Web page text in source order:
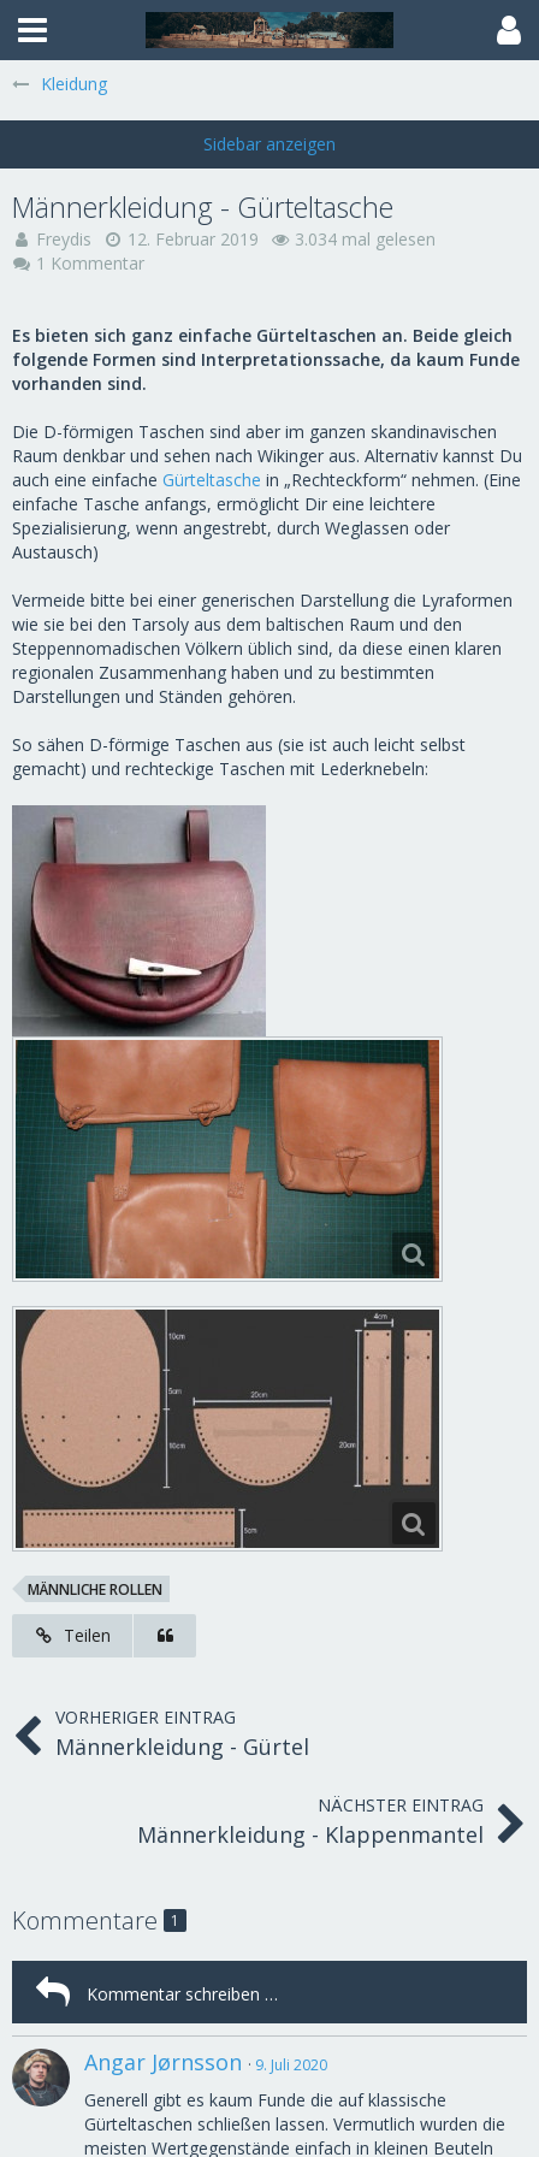
Kleidung
Männerkleidung - Gürteltasche
Freydis 12. Februar 2019
3.034 mal gelesen
1 Kommentar
Es bieten sich ganz einfache Gürteltaschen an. Beide gleich
folgende Formen sind Interpretationssache, da kaum Funde
vorhanden sind.
Die D-förmigen Taschen sind aber im ganzen skandinavischen
Raum denkbar und sehen nach Wikinger aus. Alternativ kannst Du
auch eine einfache Gürteltasche in „Rechteckform“ nehmen. (Eine
einfache Tasche anfangs, ermöglicht Dir eine leichtere
Spezialisierung, wenn angestrebt, durch Weglassen oder
Austausch)
Vermeide bitte bei einer generischen Darstellung die Lyraformen
wie sie bei den Tarsoly aus dem baltischen Raum und den
Steppennomadischen Völkern üblich sind, da diese einen klaren
regionalen Zusammenhang haben und zu bestimmten
Darstellungen und Ständen gehören.
So sähen D-förmige Taschen aus (sie ist auch leicht selbst
gemacht) und rechteckige Taschen mit Lederknebeln:
MÄNNLICHE ROLLEN
Teilen
VORHERIGER EINTRAG
Männerkleidung - Gürtel
NÄCHSTER EINTRAG
Männerkleidung - Klappenmantel
Kommentare 1
Angar Jørnsson 9. Juli 2020
Generell gibt es kaum Funde die auf klassische
Gürteltaschen schließen lassen. Vermutlich wurden die
meisten Wertgegenstände einfach in kleinen Beuteln